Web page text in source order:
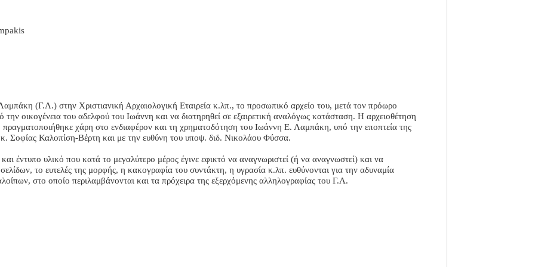
(Γ.Λ.) στην Χριστιανική Αρχαιολογική Εταιρεία κ.λπ., το προσωπικό αρχείο του, μετά τον πρόωρο
την οικογένεια του αδελφού του Ιωάννη και να διατηρηθεί σε εξαιρετική αναλόγως κατάσταση. Η αρχειοθέτηση
χάρη στο ενδιαφέρον και τη χρηματοδότηση του Ιωάννη Ε. Λαμπάκη, υπό την εποπτεία της
Σοφίας Καλοπίση-Βέρτη και με την ευθύνη του υποψ. διδ. Νικολάου Φύσσα.
έντυπο υλικό που κατά το μεγαλύτερο μέρος έγινε εφικτό να αναγνωριστεί (ή να αναγνωστεί) και να
το ευτελές της μορφής, η κακογραφία του συντάκτη, η υγρασία κ.λπ. ευθύνονται για την αδυναμία
στο οποίο περιλαμβάνονται και τα πρόχειρα της εξερχόμενης αλληλογραφίας του Γ.Λ.